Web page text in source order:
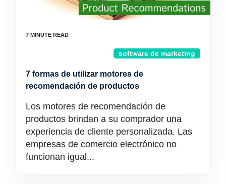
software de marketing
7 formas de utilizar motores de
recomendación de productos
Los motores de recomendación de
productos brindan a su comprador una
experiencia de cliente personalizada. Las
empresas de comercio electrónico no
funcionan igual...